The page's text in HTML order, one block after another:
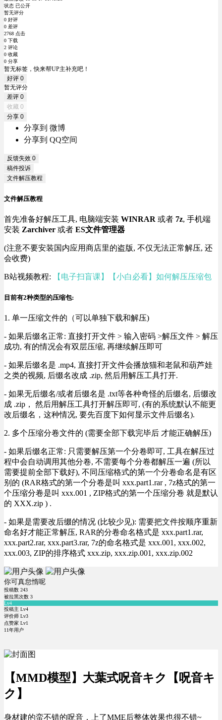
状态 已公开
暂无评分
0 好评
0 差评
2768 点击
0 下载
2 评论
0 收藏
0 分享
暂无标签，快来帮UP主补充吧！
好评 0
暂无评分
差评 0
收藏 0
分享 0
分享到 微博
分享到 QQ空间
反馈失效 0
稿件投诉
文件解压教程
文件解压教程
首先准备好解压工具, 电脑端安装 WINRAR 或者 7z, 手机端
安装 Zarchiver 或者 ES文件管理器
(注意不要安装国内应用商店里的盗版, 不仅无法正常解压, 还
会收费)
B站视频教程: 【电子扫盲课】【小白必看】如何解压压缩包
目前有2种类型的压缩包:
1. 单一压缩文件的（可以单独下载和解压)
- 如果后缀名正常: 直接打开文件 > 输入密码 >解压文件 > 解压
成功, 有的情况会有双层压缩, 再继续解压即可
- 如果后缀名是 .mp4, 直接打开文件会播放猫和老鼠和葫芦娃
之类的视频, 后缀名改成 .zip, 然后用解压工具打开.
- 如果无后缀名/或者后缀名是 .txt等各种奇怪的后缀名, 后缀改
成 .zip， 然后用解压工具打开解压即可, (有的系统默认不能更
改后缀名，这种情况, 要先百度下如何显示文件后缀名).
2. 多个压缩分卷文件的 (需要全部下载完毕后 才能正确解压)
- 如果后缀名正常: 只需要解压第一个分卷即可, 工具在解压过
程中会自动调用其他分卷, 不需要每个分卷都解压一遍 (所以
需要提前全部下载好), 不同压缩格式的第一个分卷命名是有区
别的 (RAR格式的第一个分卷是叫 xxx.part1.rar , 7z格式的第一
个压缩分卷是叫 xxx.001 , ZIP格式的第一个压缩分卷 就是默认
的 XXX.zip ) .
- 如果是需要改后缀的情况 (比较少见): 需要把文件按顺序重新
命名好才能正常解压, RAR的分卷命名格式是 xxx.part1.rar,
xxx.part2.rar, xxx.part3.rar, 7z的命名格式是 xxx.001, xxx.002,
xxx.003, ZIP的排序格式 xxx.zip, xxx.zip.001, xxx.zip.002
你可真怠惰呢
投稿数 243
被拉黑次数 3
Lv4
投稿主 Lv4
评价师 Lv3
点赞家 Lv1
11年用户
【MMD模型】大葉式呪音キク【呪音キ
ク】
身材建的蛮不错的呪音，上了MME后整体效果也很不错~